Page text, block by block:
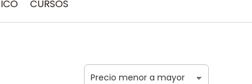
CURSOS